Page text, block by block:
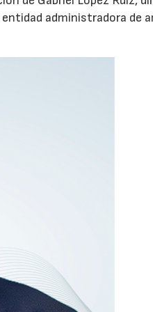
entidad administradora de